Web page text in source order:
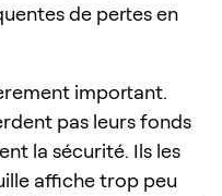
de pertes en
important.
pas leurs fonds
la sécurité. Ils les
affiche trop peu